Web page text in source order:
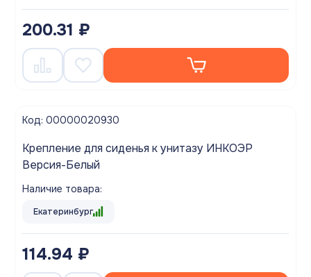
200.31 ₽
Код: 00000020930
Крепление для сиденья к унитазу ИНКОЭР
Версия-Белый
Наличие товара:
Екатеринбург
114.94 ₽